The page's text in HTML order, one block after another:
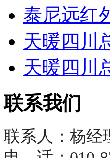
泰尼远红
天暖四川
天暖四川
联系我们
联系人：杨经